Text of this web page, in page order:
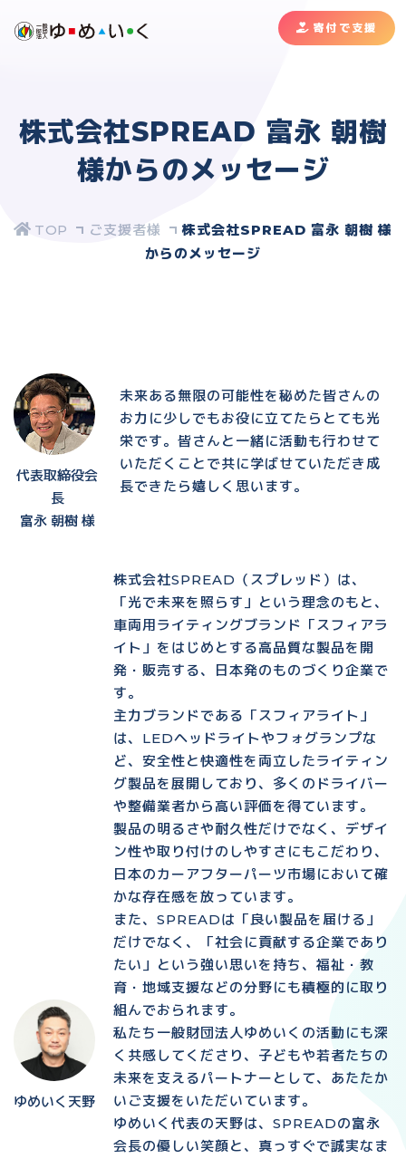
寄付で支援
株式会社SPREAD 富永 朝樹
様からのメッセージ
ご支援者様
株式会社SPREAD 富永 朝樹 様
からのメッセージ
代表取締役会
長
富永 朝樹 様
未来ある無限の可能性を秘めた皆さんの
お力に少しでもお役に立てたらとても光
栄です。皆さんと一緒に活動も行わせて
いただくことで共に学ばせていただき成
長できたら嬉しく思います。
ゆめいく天野
株式会社SPREAD（スプレッド）は、
「光で未来を照らす」という理念のもと、
車両用ライティングブランド「スフィアラ
イト」をはじめとする高品質な製品を開
発・販売する、日本発のものづくり企業で
す。
主力ブランドである「スフィアライト」
は、LEDヘッドライトやフォグランプな
ど、安全性と快適性を両立したライティン
グ製品を展開しており、多くのドライバー
や整備業者から高い評価を得ています。
製品の明るさや耐久性だけでなく、デザイ
ン性や取り付けのしやすさにもこだわり、
日本のカーアフターパーツ市場において確
かな存在感を放っています。
また、SPREADは「良い製品を届ける」
だけでなく、「社会に貢献する企業であり
たい」という強い思いを持ち、福祉・教
育・地域支援などの分野にも積極的に取り
組んでおられます。
私たち一般財団法人ゆめいくの活動にも深
く共感してくださり、子どもや若者たちの
未来を支えるパートナーとして、あたたか
いご支援をいただいています。
ゆめいく代表の天野は、SPREADの富永
会長の優しい笑顔と、真っすぐで誠実なま